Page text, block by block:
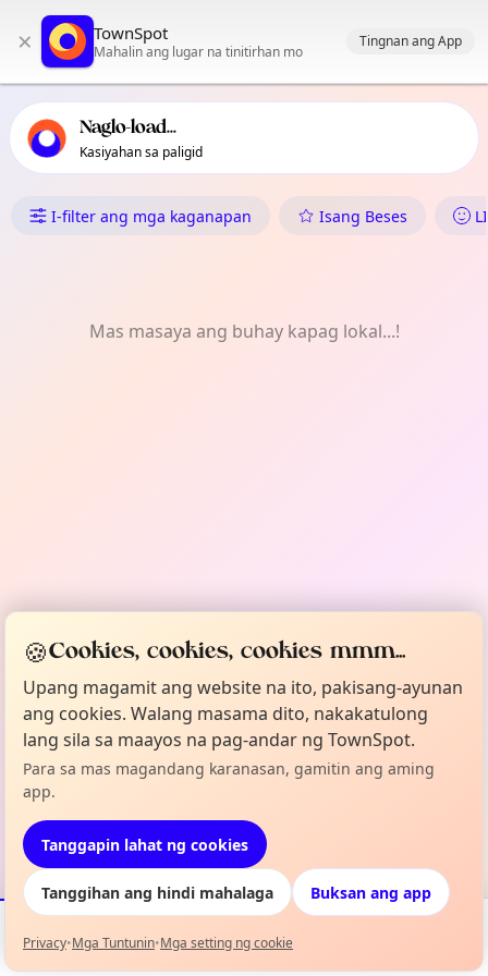
nabigasyon ng TownSpot
ng mga lokal na kaganapan ng TownSpot
× TownSpot
Mahalin ang lugar na tinitirhan mo
Tingnan ang App
Naglo-load...
Kasiyahan sa paligid
Ano ang Nangyayari sa
I-filter ang mga kaganapan Isang Beses
Mas masaya ang buhay kapag lokal...!
Mga Kaganapan Mapa Aking Lineup
🍪Cookies, cookies, cookies mmm...
Upang magamit ang website na ito, pakisang-ayunan
ang cookies. Walang masama dito, nakakatulong
lang sila sa maayos na pag-andar ng TownSpot.
Para sa mas magandang karanasan, gamitin ang aming
app.
Tanggapin lahat ng cookies
Tanggihan ang hindi mahalaga Buksan ang app
Privacy•Mga Tuntunin•Mga setting ng cookie